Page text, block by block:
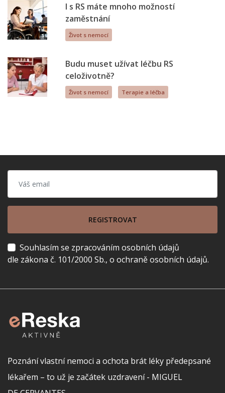
I s RS máte mnoho možností
zaměstnání
Život s nemocí
Budu muset užívat léčbu RS
celoživotně?
Život s nemocí Terapie a léčba
REGISTROVAT
Souhlasím se zpracováním osobních údajů
dle zákona č. 101/2000 Sb., o ochraně osobních údajů.
Poznání vlastní nemoci a ochota brát léky předepsané
lékařem – to už je začátek uzdravení - MIGUEL